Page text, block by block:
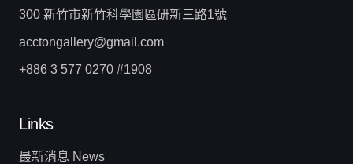
300 新竹市新竹科學園區研新三路1號
acctongallery@gmail.com
+886 3 577 0270 #1908
Links
最新消息 News